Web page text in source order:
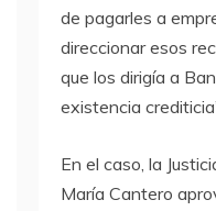
de pagarles a
direccionar esos
que los dirigía a
existencia
En el caso, la
María Cantero